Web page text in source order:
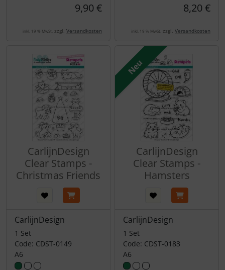
9,90 €
inkl. 19 % MwSt. zzgl. Versandkosten
8,20 €
inkl. 19 % MwSt. zzgl. Versandkosten
CarlijnDesign
Clear Stamps -
Christmas Friends
CarlijnDesign
1 Set
Code: CDST-0149
A6
Neu
CarlijnDesign
Clear Stamps -
Hamsters
CarlijnDesign
1 Set
Code: CDST-0183
A6